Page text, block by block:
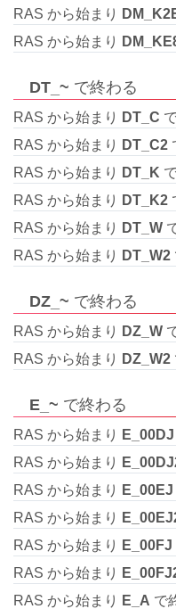
RAS から始まり
RAS から始まり
DT_~ で終わる
RAS から始まり DT_C
RAS から始まり
DT_C2
RAS から始まり
DT_K
RAS から始まり
DT_K2
RAS から始まり
DT_W
RAS から始まり
DT_W2
DZ_~ で終わる
RAS から始まり DZ_W
RAS から始まり
DZ_W2
E_~ で終わる
RAS から始まり E_00DJ
RAS から始まり
RAS から始まり
E_00EJ
RAS から始まり
RAS から始まり
E_00FJ
RAS から始まり
RAS から始まり
E_A で